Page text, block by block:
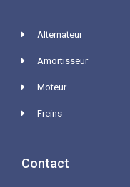
Alternateur
Amortisseur
Moteur
Freins
Contact